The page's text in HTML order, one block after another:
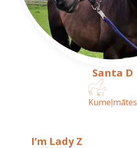
Santa D
Kumeļmātes
I’m Lady Z